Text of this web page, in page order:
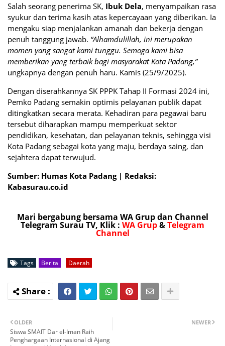
Salah seorang penerima SK, Ibuk Dela, menyampaikan rasa
syukur dan terima kasih atas kepercayaan yang diberikan. Ia
mengaku siap menjalankan amanah dan bekerja dengan
penuh tanggung jawab. “Alhamdulillah, ini merupakan
momen yang sangat kami tunggu. Semoga kami bisa
memberikan yang terbaik bagi masyarakat Kota Padang,”
ungkapnya dengan penuh haru. Kamis (25/9/2025).
Dengan diserahkannya SK PPPK Tahap II Formasi 2024 ini,
Pemko Padang semakin optimis pelayanan publik dapat
ditingkatkan secara merata. Kehadiran para pegawai baru
tersebut diharapkan mampu memperkuat sektor
pendidikan, kesehatan, dan pelayanan teknis, sehingga visi
Kota Padang sebagai kota yang maju, berdaya saing, dan
sejahtera dapat terwujud.
Sumber: Humas Kota Padang | Redaksi:
Kabasurau.co.id
Mari bergabung bersama WA Grup dan Channel
Telegram Surau TV, Klik : WA Grup&Telegram
Channel
Tags Berita Daerah
NEWER
OLDER
Siswa SMAIT Dar el-Iman Raih
Penghargaan Internasional di Ajang